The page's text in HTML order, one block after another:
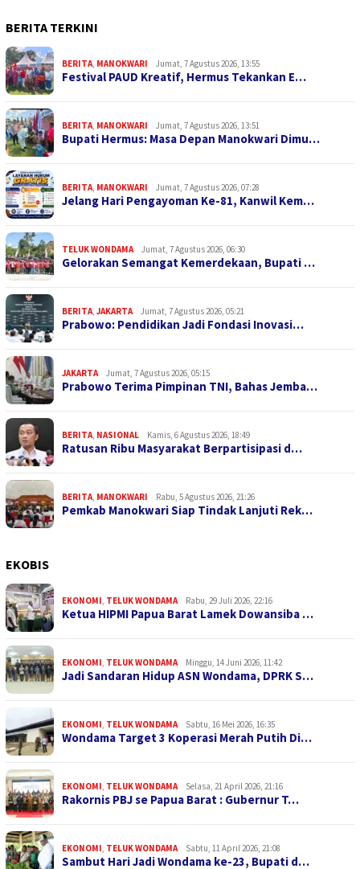
BERITA TERKINI
BERITA, MANOKWARI Jumat, 7 Agustus 2026, 13:55
Festival PAUD Kreatif, Hermus Tekankan E…
BERITA, MANOKWARI Jumat, 7 Agustus 2026, 13:51
Bupati Hermus: Masa Depan Manokwari Dimu…
BERITA, MANOKWARI Jumat, 7 Agustus 2026, 07:28
Jelang Hari Pengayoman Ke-81, Kanwil Kem…
TELUK WONDAMA Jumat, 7 Agustus 2026, 06:30
Gelorakan Semangat Kemerdekaan, Bupati …
BERITA, JAKARTA Jumat, 7 Agustus 2026, 05:21
Prabowo: Pendidikan Jadi Fondasi Inovasi…
JAKARTA Jumat, 7 Agustus 2026, 05:15
Prabowo Terima Pimpinan TNI, Bahas Jemba…
BERITA, NASIONAL Kamis, 6 Agustus 2026, 18:49
Ratusan Ribu Masyarakat Berpartisipasi d…
BERITA, MANOKWARI Rabu, 5 Agustus 2026, 21:26
Pemkab Manokwari Siap Tindak Lanjuti Rek…
EKOBIS
EKONOMI, TELUK WONDAMA Rabu, 29 Juli 2026, 22:16
Ketua HIPMI Papua Barat Lamek Dowansiba …
EKONOMI, TELUK WONDAMA Minggu, 14 Juni 2026, 11:42
Jadi Sandaran Hidup ASN Wondama, DPRK S…
EKONOMI, TELUK WONDAMA Sabtu, 16 Mei 2026, 16:35
Wondama Target 3 Koperasi Merah Putih Di…
EKONOMI, TELUK WONDAMA Selasa, 21 April 2026, 21:16
Rakornis PBJ se Papua Barat : Gubernur T…
EKONOMI, TELUK WONDAMA Sabtu, 11 April 2026, 21:08
Sambut Hari Jadi Wondama ke-23, Bupati d…